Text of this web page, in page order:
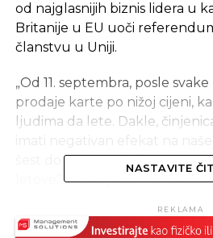
od najglasnijih biznis lidera u
Britanije u EU uoči
članstvu u Uniji.
„Od 11. septembra, posle
prodaje karte po nižoj cijeni,
ljudima da lete. Dakle,
šest do 12 meseci, ali ćemo
letove“, rekao je O`Liri
„Dugoročan efekat je, ipak,
u Velikoj Britaniji, sigurno
NASTAVITE
REKLAMA